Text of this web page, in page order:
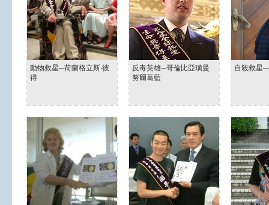
動物救星─荷蘭格立斯‧彼
得
反毒英雄─哥倫比亞璜曼
努爾葛藍
自殺救星